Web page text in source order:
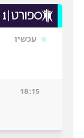
עכשיו
18:15